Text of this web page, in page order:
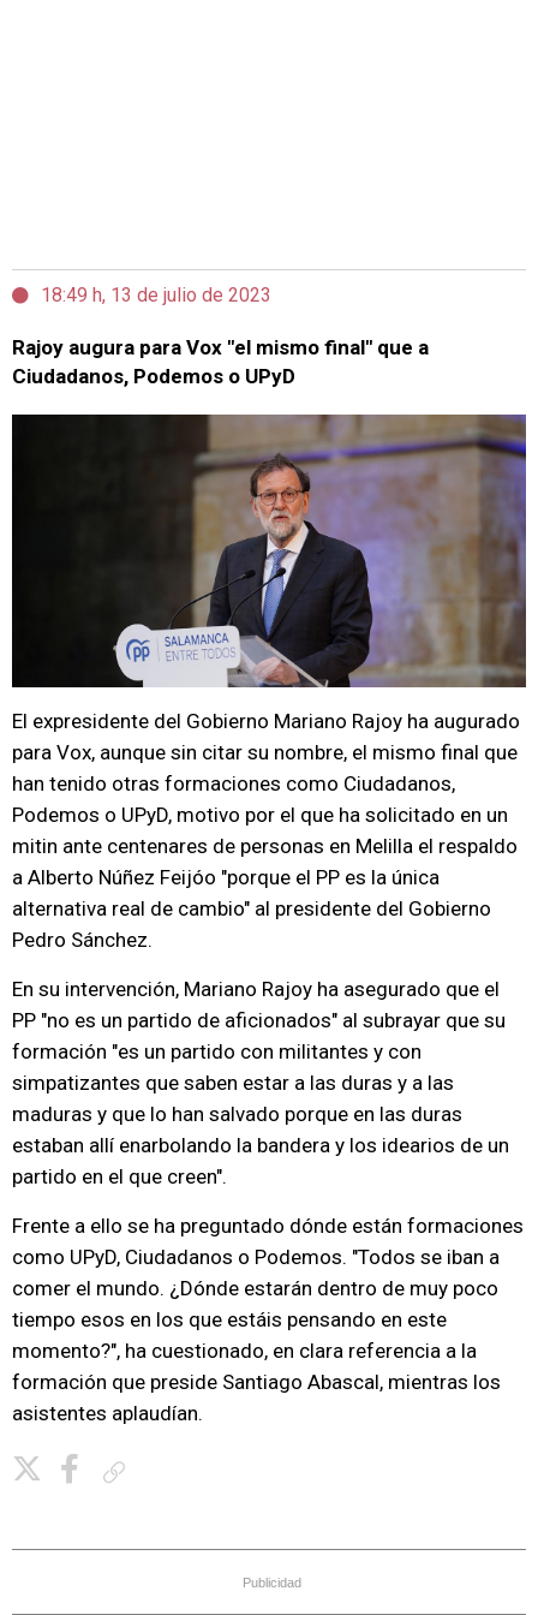
18:49 h, 13 de julio de 2023
Rajoy augura para Vox "el mismo final" que a
Ciudadanos, Podemos o UPyD
El expresidente del Gobierno Mariano Rajoy ha augurado
para Vox, aunque sin citar su nombre, el mismo final que
han tenido otras formaciones como Ciudadanos,
Podemos o UPyD, motivo por el que ha solicitado en un
mitin ante centenares de personas en Melilla el respaldo
a Alberto Núñez Feijóo "porque el PP es la única
alternativa real de cambio" al presidente del Gobierno
Pedro Sánchez.
En su intervención, Mariano Rajoy ha asegurado que el
PP "no es un partido de aficionados" al subrayar que su
formación "es un partido con militantes y con
simpatizantes que saben estar a las duras y a las
maduras y que lo han salvado porque en las duras
estaban allí enarbolando la bandera y los idearios de un
partido en el que creen".
Frente a ello se ha preguntado dónde están formaciones
como UPyD, Ciudadanos o Podemos. "Todos se iban a
comer el mundo. ¿Dónde estarán dentro de muy poco
tiempo esos en los que estáis pensando en este
momento?", ha cuestionado, en clara referencia a la
formación que preside Santiago Abascal, mientras los
asistentes aplaudían.
Publicidad